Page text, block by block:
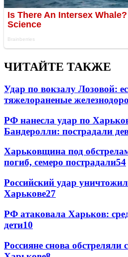
ЧИТАЙТЕ ТАКЖЕ
Удар по вокзалу Лозовой:
тяжелораненые
РФ нанесла удар по
Бандеролли: пострадали
Харьковщина под
погиб, семеро пострадали54
Российский удар
Харькове27
РФ атаковала Харьков:
дети10
Россияне снова обстреляли